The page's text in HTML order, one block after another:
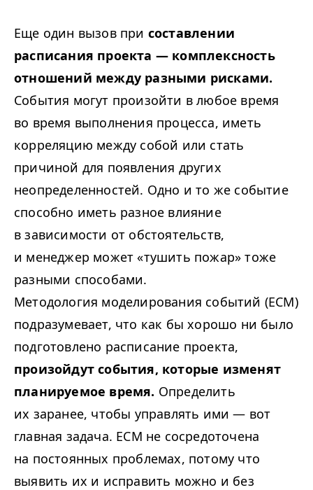
Еще один вызов при составлении
расписания проекта — комплексность
отношений между разными рисками.
События могут произойти в любое время
во время выполнения процесса, иметь
корреляцию между собой или стать
причиной для появления других
неопределенностей. Одно и то же событие
способно иметь разное влияние
в зависимости от обстоятельств,
и менеджер может «тушить пожар» тоже
разными способами.
Методология моделирования событий (ECM)
подразумевает, что как бы хорошо ни было
подготовлено расписание проекта,
произойдут события, которые изменят
планируемое время. Определить
их заранее, чтобы управлять ими — вот
главная задача. ECM не сосредоточена
на постоянных проблемах, потому что
выявить их и исправить можно и без